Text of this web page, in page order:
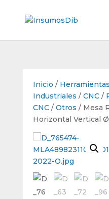
Inicio / Herramientas
Industriales / CNC/
CNC/ Otros / Mesa
Horizontal Vertical